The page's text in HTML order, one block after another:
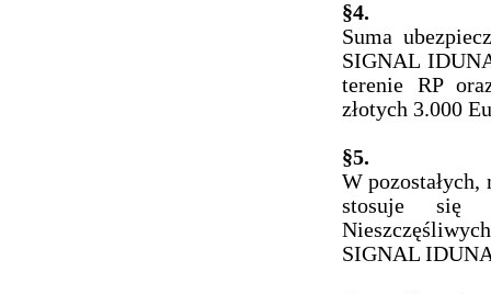
§4.
Suma
SIGNAL
terenie RP
złotych 3.000
§5.
W
stosuje się
SIGNAL